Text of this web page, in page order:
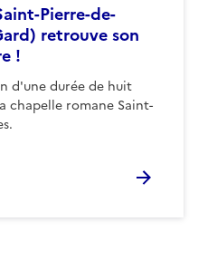
Pierre-de-
retrouve son
!
d'une durée de huit
chapelle romane Saint-